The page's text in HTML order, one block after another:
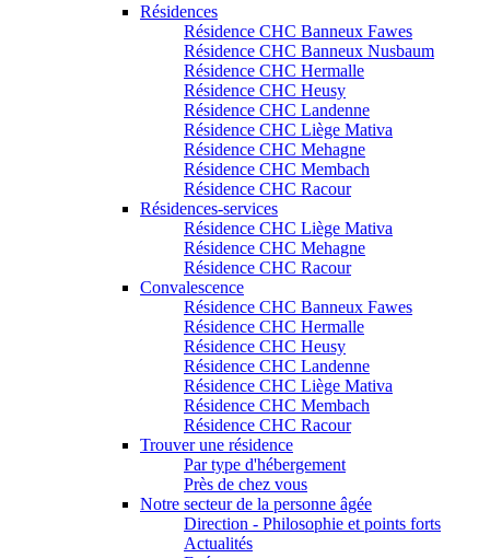
Résidences
Résidence CHC Banneux Fawes
Résidence CHC Banneux Nusbaum
Résidence CHC Hermalle
Résidence CHC Heusy
Résidence CHC Landenne
Résidence CHC Liège Mativa
Résidence CHC Mehagne
Résidence CHC Membach
Résidence CHC Racour
Résidences-services
Résidence CHC Liège Mativa
Résidence CHC Mehagne
Résidence CHC Racour
Convalescence
Résidence CHC Banneux Fawes
Résidence CHC Hermalle
Résidence CHC Heusy
Résidence CHC Landenne
Résidence CHC Liège Mativa
Résidence CHC Membach
Résidence CHC Racour
Trouver une résidence
Par type d'hébergement
Près de chez vous
Notre secteur de la personne âgée
Direction - Philosophie et points forts
Actualités